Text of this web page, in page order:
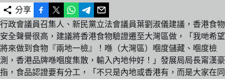
分享
行政會議員召集人、新民黨立法會議員葉劉淑儀建議，香港食物
安全聲譽很高，建議將香港食物驗證遷至大灣區做，「我哋希望
將來做到食物『兩地一檢』！喺（大灣區）嗰度儲藏、嗰度檢
測，香港品牌喺嗰度集散，輸入內地仲好！」發展局局長甯漢豪
指，食品認證要有分工，「不只是內地或香港有，而是大家在同